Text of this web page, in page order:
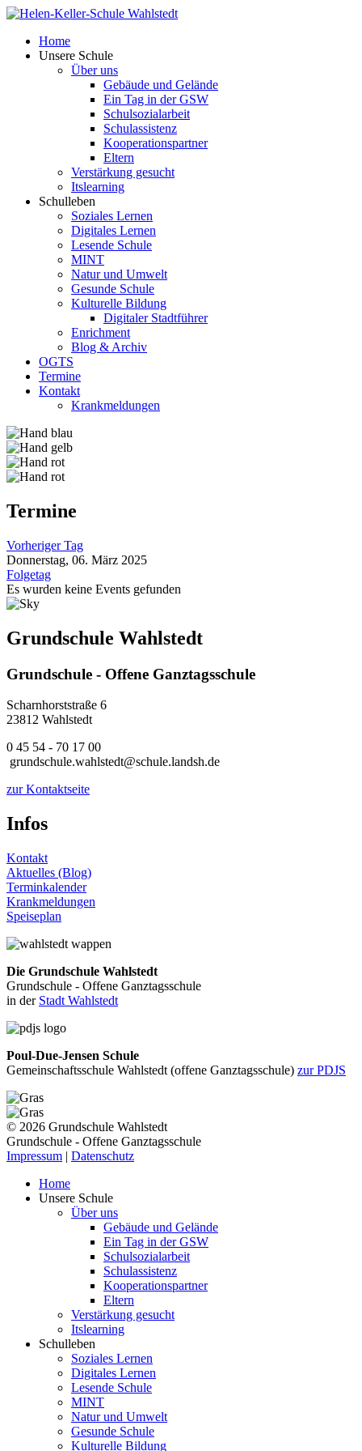
Home
Unsere Schule
Über uns
Gebäude und Gelände
Ein Tag in der GSW
Schulsozialarbeit
Schulassistenz
Kooperationspartner
Eltern
Verstärkung gesucht
Itslearning
Schulleben
Soziales Lernen
Digitales Lernen
Lesende Schule
MINT
Natur und Umwelt
Gesunde Schule
Kulturelle Bildung
Digitaler Stadtführer
Enrichment
Blog & Archiv
OGTS
Termine
Kontakt
Krankmeldungen
Termine
Vorheriger Tag
Donnerstag, 06. März 2025
Folgetag
Es wurden keine Events gefunden
Grundschule Wahlstedt
Grundschule - Offene Ganztagsschule
Scharnhorststraße 6
23812 Wahlstedt
0 45 54 - 70 17 00
grundschule.wahlstedt@schule.landsh.de
zur Kontaktseite
Infos
Kontakt
Aktuelles (Blog)
Terminkalender
Krankmeldungen
Speiseplan
Die Grundschule Wahlstedt
Grundschule - Offene Ganztagsschule
in der Stadt Wahlstedt
Poul-Due-Jensen Schule
Gemeinschaftsschule Wahlstedt (offene Ganztagsschule) zur PDJS
© 2026 Grundschule Wahlstedt
Grundschule - Offene Ganztagsschule
Impressum | Datenschutz
Home
Unsere Schule
Über uns
Gebäude und Gelände
Ein Tag in der GSW
Schulsozialarbeit
Schulassistenz
Kooperationspartner
Eltern
Verstärkung gesucht
Itslearning
Schulleben
Soziales Lernen
Digitales Lernen
Lesende Schule
MINT
Natur und Umwelt
Gesunde Schule
Kulturelle Bildung